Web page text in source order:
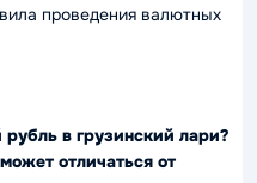
проведения валютных
в грузинский лари?
отличаться от